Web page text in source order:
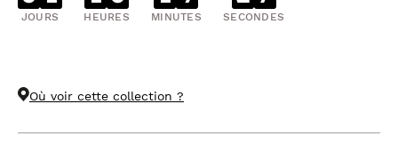
JOURS HEURES MINUTES SECONDES
Où voir cette collection ?